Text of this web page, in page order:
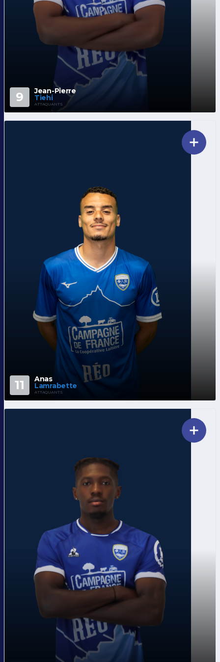
9 Jean-Pierre
Tiehi
ATTAQUANTS
11 Anas
Lamrabette
ATTAQUANTS